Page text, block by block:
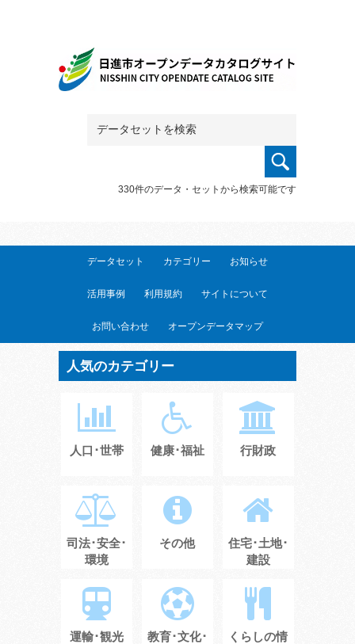
330件のデータ・セットから検索可能です
データセット カテゴリー お知らせ
活用事例 利用規約 サイトについて
お問い合わせ オープンデータマップ
人気のカテゴリー
人口･世帯 健康･福祉 行財政
司法･安全･
環境
その他
住宅･土地･
建設
運輸･観光
教育･文化･
くらしの情